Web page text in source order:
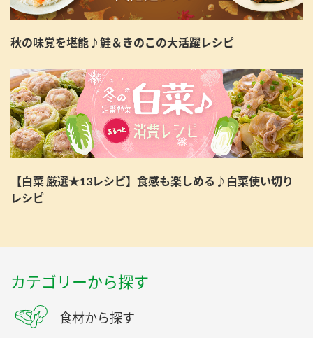
秋の味覚を堪能♪鮭＆きのこの大活躍レシピ
【白菜 厳選★13レシピ】食感も楽しめる♪白菜使い切り
レシピ
カテゴリーから探す
食材から探す